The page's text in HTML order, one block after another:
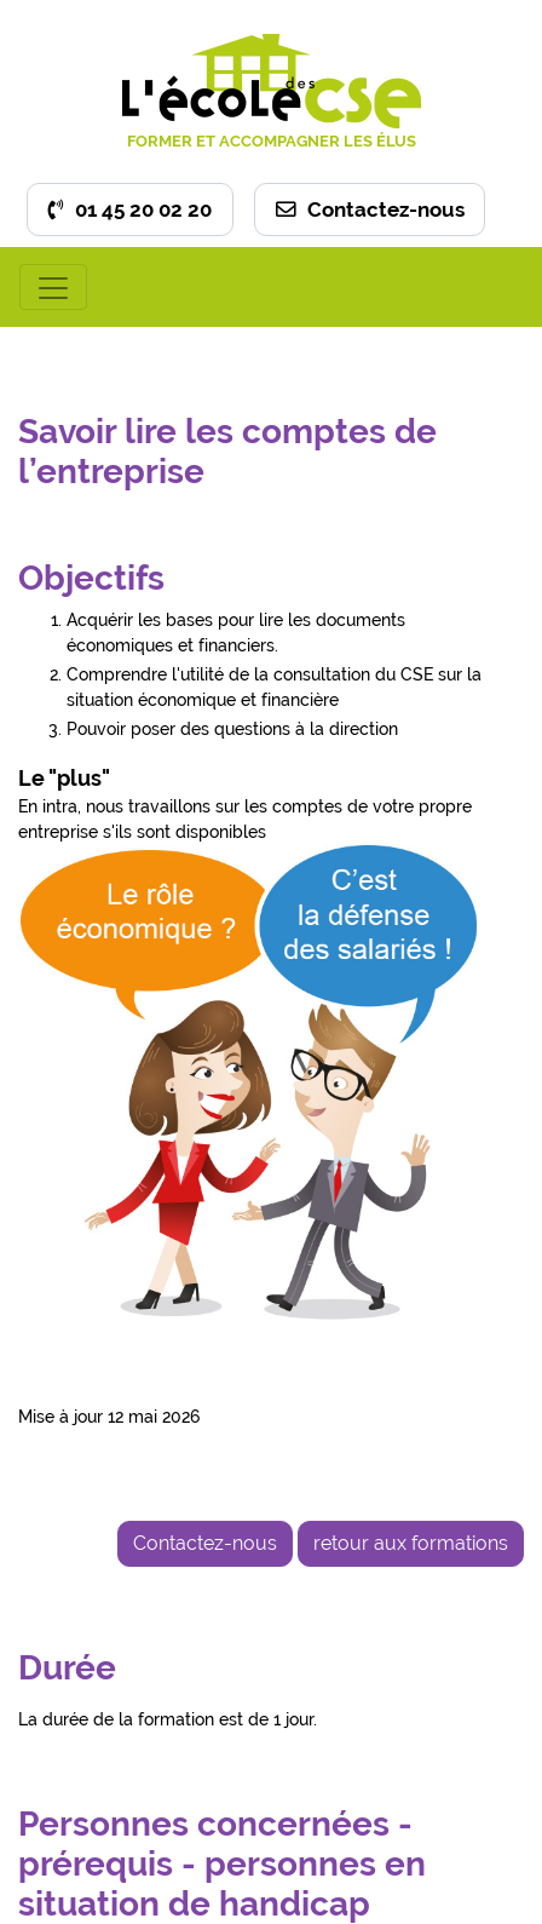
FORMER ET ACCOMPAGNER LES ÉLUS
01 45 20 02 20 Contactez-nous
Savoir lire les comptes de
l’entreprise
Objectifs
Acquérir les bases pour lire les documents
économiques et financiers.
Comprendre l'utilité de la consultation du CSE sur la
situation économique et financière
Pouvoir poser des questions à la direction
Le "plus"
En intra, nous travaillons sur les comptes de votre propre
entreprise s'ils sont disponibles
Mise à jour 12 mai 2026
Contactez-nous retour aux formations
Durée
La durée de la formation est de 1 jour.
Personnes concernées -
prérequis - personnes en
situation de handicap